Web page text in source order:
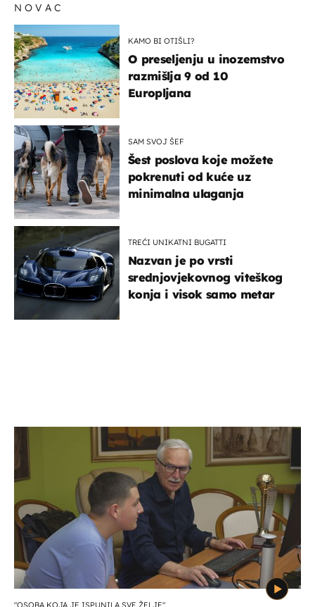
NOVAC
KAMO BI OTIŠLI?
O preseljenju u inozemstvo
razmišlja 9 od 10
Europljana
SAM SVOJ ŠEF
Šest poslova koje možete
pokrenuti od kuće uz
minimalna ulaganja
TREĆI UNIKATNI BUGATTI
Nazvan je po vrsti
srednjovjekovnog viteškog
konja i visok samo metar
"OSOBA KOJA JE ISPUNILA SVE ŽELJE"